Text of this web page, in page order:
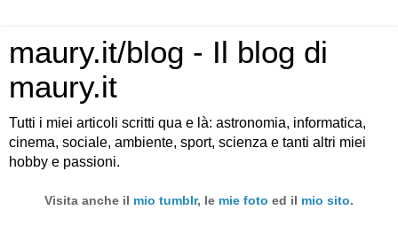
maury.it/blog - Il blog di
maury.it
Tutti i miei articoli scritti qua e là: astronomia, informatica,
cinema, sociale, ambiente, sport, scienza e tanti altri miei
hobby e passioni.
Visita anche il mio tumblr, le mie foto ed il mio sito.